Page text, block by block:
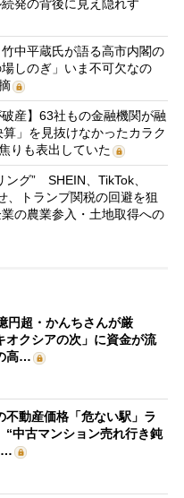
発の背後に見え隠れす
中平蔵氏が語る高市内閣の
しのぎ」いま不可欠なの
産】63社もの金融機関が融
」を見抜けなかったカラク
りも表出していた
ング” SHEIN、TikTok、
トランプ関税の回避を狙
の農業参入・土地取得への
円超・かんちさんが厳
オクシアの次」に資金が流
高…
不動産価格「危ない駅」ラ
“中古マンション売れ行き鈍
…